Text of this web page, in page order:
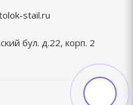
stail.ru
бул. д.22, корп. 2